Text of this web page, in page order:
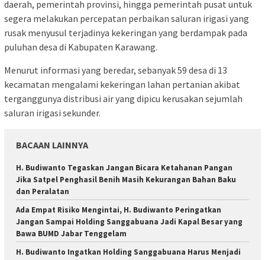
daerah, pemerintah provinsi, hingga pemerintah pusat untuk
segera melakukan percepatan perbaikan saluran irigasi yang
rusak menyusul terjadinya kekeringan yang berdampak pada
puluhan desa di Kabupaten Karawang.
Menurut informasi yang beredar, sebanyak 59 desa di 13
kecamatan mengalami kekeringan lahan pertanian akibat
terganggunya distribusi air yang dipicu kerusakan sejumlah
saluran irigasi sekunder.
BACAAN LAINNYA
H. Budiwanto Tegaskan Jangan Bicara Ketahanan Pangan
Jika Satpel Penghasil Benih Masih Kekurangan Bahan Baku
dan Peralatan
Ada Empat Risiko Mengintai, H. Budiwanto Peringatkan
Jangan Sampai Holding Sanggabuana Jadi Kapal Besar yang
Bawa BUMD Jabar Tenggelam
H. Budiwanto Ingatkan Holding Sanggabuana Harus Menjadi